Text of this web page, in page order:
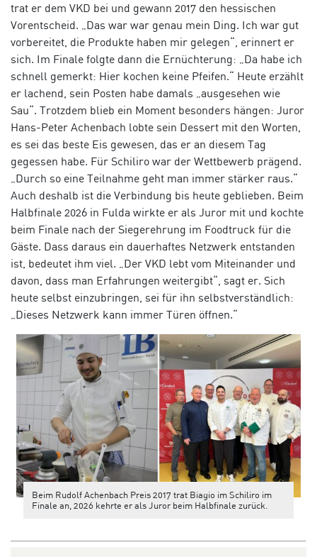
trat er dem VKD bei und gewann 2017 den hessischen
Vorentscheid. „Das war war genau mein Ding. Ich war gut
vorbereitet, die Produkte haben mir gelegen“, erinnert er
sich. Im Finale folgte dann die Ernüchterung: „Da habe ich
schnell gemerkt: Hier kochen keine Pfeifen.“ Heute erzählt
er lachend, sein Posten habe damals „ausgesehen wie
Sau“. Trotzdem blieb ein Moment besonders hängen: Juror
Hans-Peter Achenbach lobte sein Dessert mit den Worten,
es sei das beste Eis gewesen, das er an diesem Tag
gegessen habe. Für Schiliro war der Wettbewerb prägend.
„Durch so eine Teilnahme geht man immer stärker raus.“
Auch deshalb ist die Verbindung bis heute geblieben. Beim
Halbfinale 2026 in Fulda wirkte er als Juror mit und kochte
beim Finale nach der Siegerehrung im Foodtruck für die
Gäste. Dass daraus ein dauerhaftes Netzwerk entstanden
ist, bedeutet ihm viel. „Der VKD lebt vom Miteinander und
davon, dass man Erfahrungen weitergibt“, sagt er. Sich
heute selbst einzubringen, sei für ihn selbstverständlich:
„Dieses Netzwerk kann immer Türen öffnen.“
Beim Rudolf Achenbach Preis 2017 trat Biagio im Schiliro im
Finale an, 2026 kehrte er als Juror beim Halbfinale zurück.